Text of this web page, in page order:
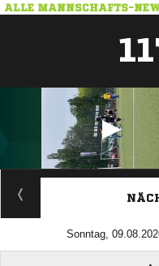
ALLE MANNSCHAFTS-
Sonntag,